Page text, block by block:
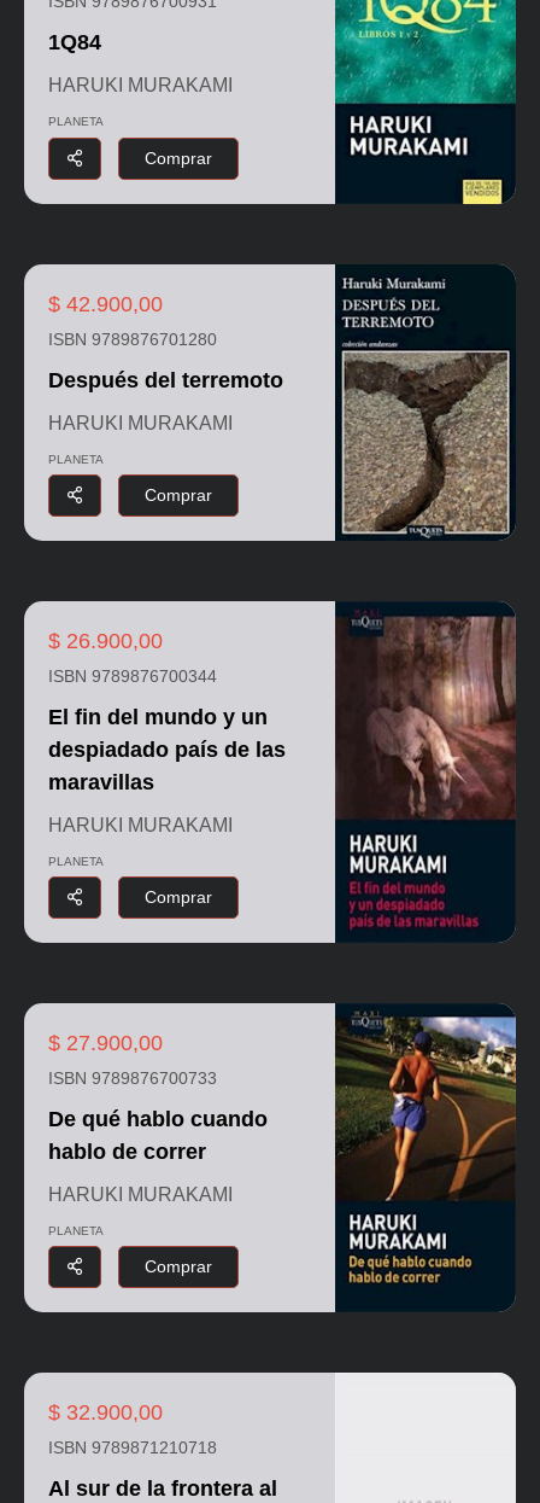
1Q84
HARUKI MURAKAMI
PLANETA
Comprar
$ 42.900,00
ISBN 9789876701280
Después del terremoto
HARUKI MURAKAMI
PLANETA
Comprar
$ 26.900,00
ISBN 9789876700344
El fin del mundo y un
despiadado país de las
maravillas
HARUKI MURAKAMI
PLANETA
Comprar
$ 27.900,00
ISBN 9789876700733
De qué hablo cuando
hablo de correr
HARUKI MURAKAMI
PLANETA
Comprar
$ 32.900,00
ISBN 9789871210718
Al sur de la frontera al